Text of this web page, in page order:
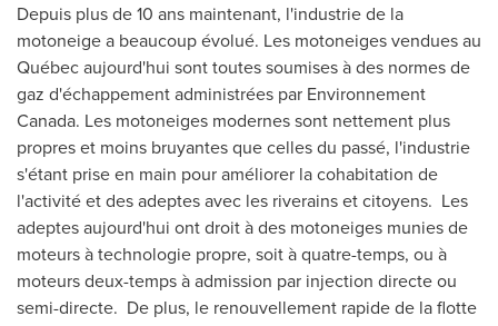
Depuis plus de 10 ans maintenant, l'industrie de la
motoneige a beaucoup évolué. Les motoneiges vendues au
Québec aujourd'hui sont toutes soumises à des normes de
gaz d'échappement administrées par Environnement
Canada. Les motoneiges modernes sont nettement plus
propres et moins bruyantes que celles du passé, l'industrie
s'étant prise en main pour améliorer la cohabitation de
l'activité et des adeptes avec les riverains et citoyens. Les
adeptes aujourd'hui ont droit à des motoneiges munies de
moteurs à technologie propre, soit à quatre-temps, ou à
moteurs deux-temps à admission par injection directe ou
semi-directe. De plus, le renouvellement rapide de la flotte